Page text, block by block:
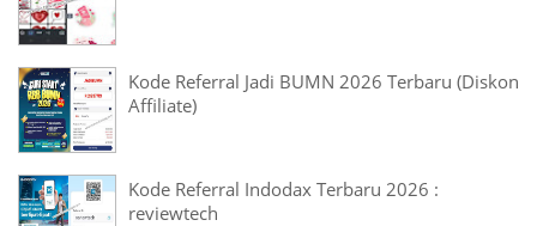
Kode Referral Jadi BUMN 2026 Terbaru (Diskon
Affiliate)
Kode Referral Indodax Terbaru 2026 :
reviewtech